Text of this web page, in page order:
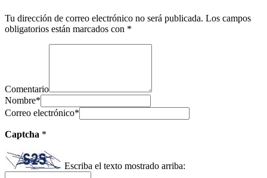
Tu dirección de correo electrónico no será publicada. Los campos
obligatorios están marcados con *
Comentario
Nombre*
Correo electrónico*
Captcha *
Escriba el texto mostrado arriba: